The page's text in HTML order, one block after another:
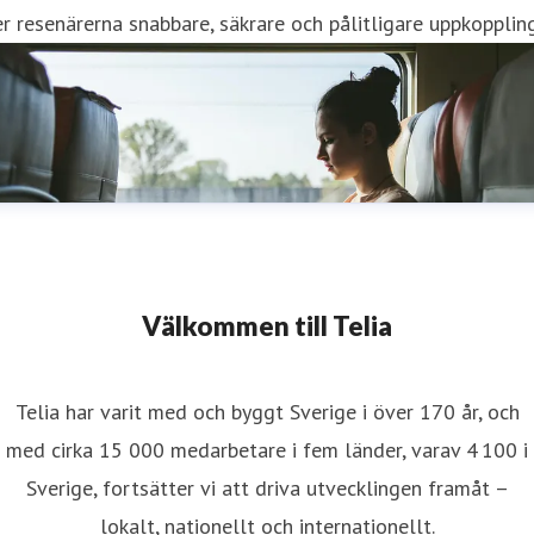
resenärerna snabbare, säkrare och pålitligare
Välkommen till Telia
Telia har varit med och byggt Sverige i över 170 år, och
med cirka 15 000 medarbetare i fem länder, varav 4 100 i
Sverige, fortsätter vi att driva utvecklingen framåt –
lokalt, nationellt och internationellt.